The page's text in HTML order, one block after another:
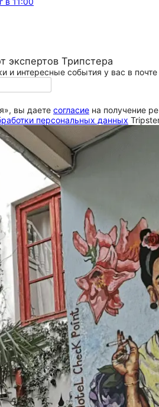
экспертов Трипстера
и интересные события у вас в почте
вы даете согласие на получение
персональных данных